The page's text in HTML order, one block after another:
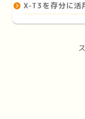
X-T3を存分に活